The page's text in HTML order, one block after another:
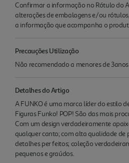
Confirmar a informação no Rótulo do
alterações de embalagens e/ou
a informação que acompanha o
Precauções Utilização
Não recomendado a menores de 3anos
Detalhes do Artigo
A FUNKO é uma marca líder do estilo
Figuras Funko! POP! São das mais
Com um design verdadeiramente
qualquer canto; com alta qualidade de
detalhes per feitos; coleção
pequenos e graúdos.